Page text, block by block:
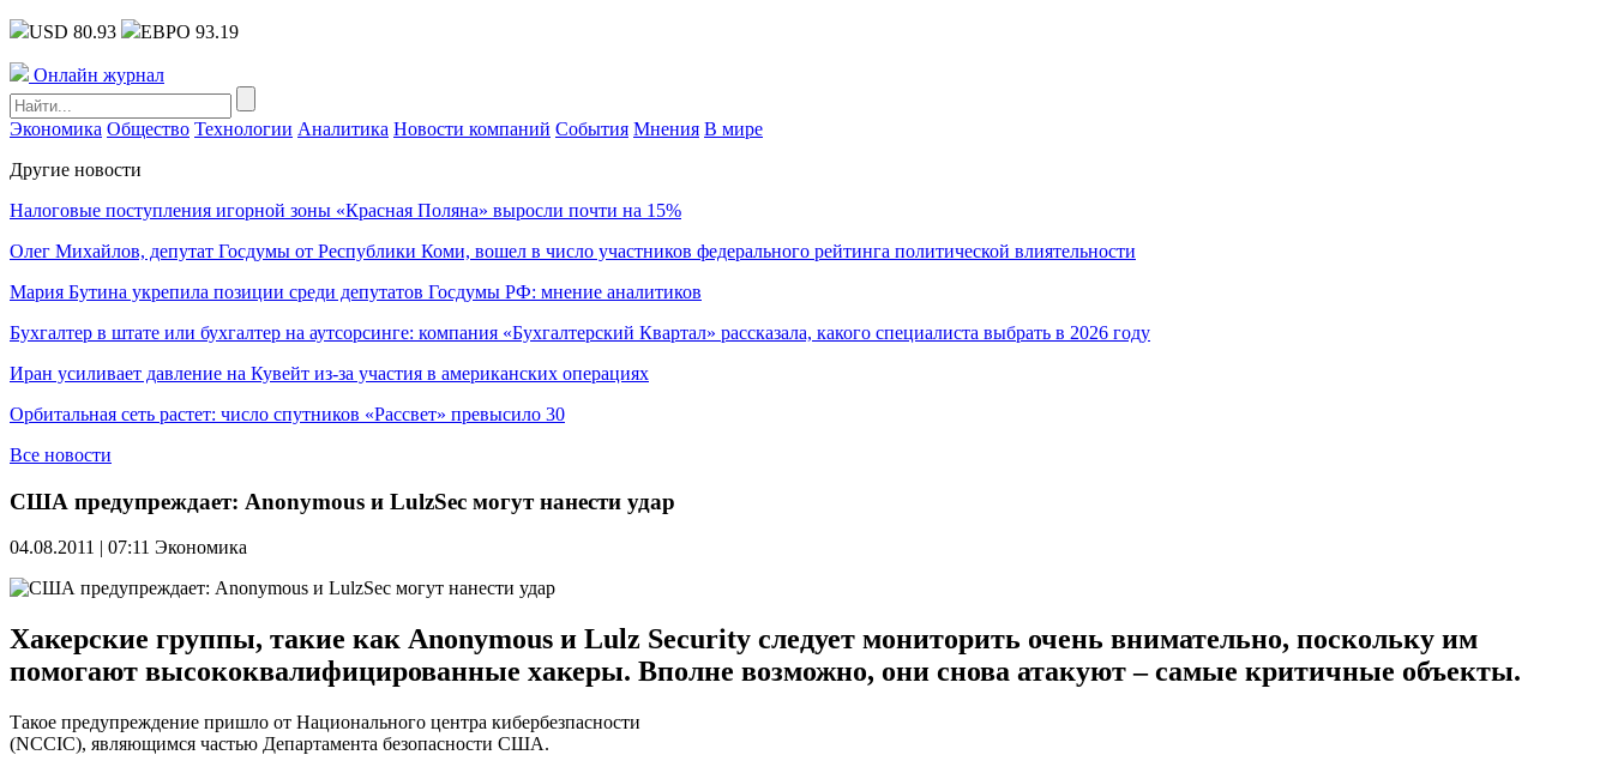
USD 80.93 ЕВРО 93.19
Онлайн журнал
Экономика Общество Технологии Аналитика Новости компаний События Мнения В мире
Другие новости
Налоговые поступления игорной зоны «Красная Поляна» выросли почти на 15%
Олег Михайлов, депутат Госдумы от Республики Коми, вошел в число участников федерального рейтинга политической влиятельности
Мария Бутина укрепила позиции среди депутатов Госдумы РФ: мнение аналитиков
Бухгалтер в штате или бухгалтер на аутсорсинге: компания «Бухгалтерский Квартал» рассказала, какого специалиста выбрать в 2026 году
Иран усиливает давление на Кувейт из-за участия в американских операциях
Орбитальная сеть растет: число спутников «Рассвет» превысило 30
Все новости
США предупреждает: Anonymous и LulzSec могут нанести удар
04.08.2011 | 07:11 Экономика
Хакерские группы, такие как Anonymous и Lulz Security следует мониторить очень внимательно, поскольку им
помогают высококвалифицированные хакеры. Вполне возможно, они снова атакуют – самые критичные объекты.
Такое предупреждение пришло от Национального центра кибербезпасности
(NCCIC), являющимся частью Департамента безопасности США.